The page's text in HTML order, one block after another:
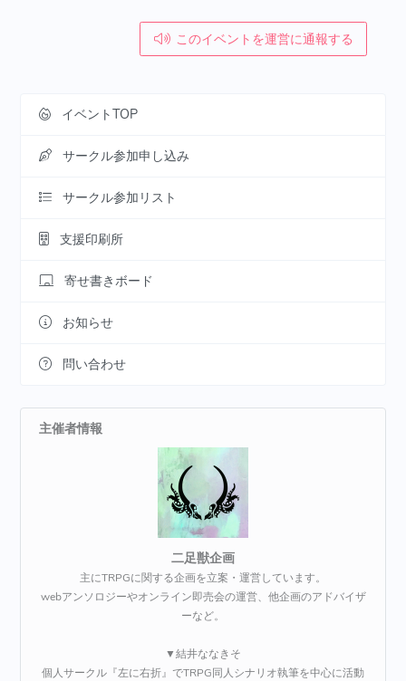
このイベントを運営に通報する
イベントTOP
サークル参加申し込み
サークル参加リスト
支援印刷所
寄せ書きボード
お知らせ
問い合わせ
主催者情報
二足獣企画
主にTRPGに関する企画を立案・運営しています。
webアンソロジーやオンライン即売会の運営、他企画のアドバイザ
ーなど。
▼結井ななきそ
個人サークル『左に右折』でTRPG同人シナリオ執筆を中心に活動